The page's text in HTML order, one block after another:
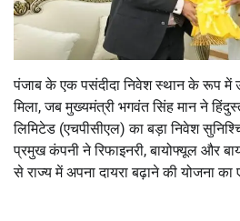
पंजाब के एक पसंदीदा निवेश स्थान के रूप में
मिला, जब मुख्यमंत्री भगवंत सिंह मान ने
लिमिटेड (एचपीसीएल) का बड़ा निवेश
प्रमुख कंपनी ने रिफाइनरी, बायोफ्यूल और
से राज्य में अपना दायरा बढ़ाने की योजना का